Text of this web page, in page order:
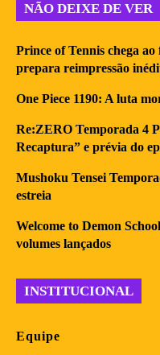
NÃO DEIXE DE VER
Prince of Tennis chega
prepara reimpressão
One Piece 1190: A luta
Re:ZERO Temporada 4
Recaptura” e prévia do
Mushoku Tensei
estreia
Welcome to Demon
volumes lançados
INSTITUCIONAL
Equipe